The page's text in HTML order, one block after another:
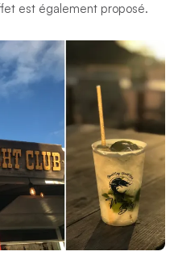
est également proposé.